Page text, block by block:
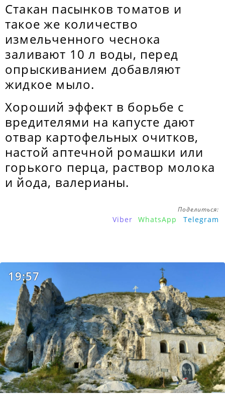
Стакан пасынков томатов и
такое же количество
измельченного чеснока
заливают 10 л воды, перед
опрыскиванием добавляют
жидкое мыло.
Хороший эффект в борьбе с
вредителями на капусте дают
отвар картофельных очитков,
настой аптечной ромашки или
горького перца, раствор молока
и йода, валерианы.
Поделиться:
Viber WhatsApp Telegram
19:57